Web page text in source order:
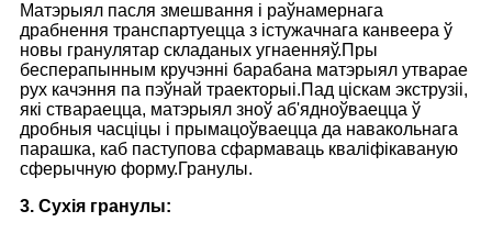
Матэрыял пасля змешвання і раўнамернага
драбнення транспартуецца з істужачнага канвеера ў
новы гранулятар складаных угнаенняў.Пры
бесперапынным кручэнні барабана матэрыял утварае
рух качэння па пэўнай траекторыі.Пад ціскам экструзіі,
які ствараецца, матэрыял зноў аб'ядноўваецца ў
дробныя часціцы і прымацоўваецца да навакольнага
парашка, каб паступова сфармаваць кваліфікаваную
сферычную форму.Гранулы.
3. Сухія гранулы: